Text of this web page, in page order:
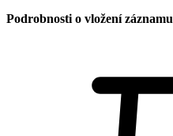
Podrobnosti o vložení záznamu